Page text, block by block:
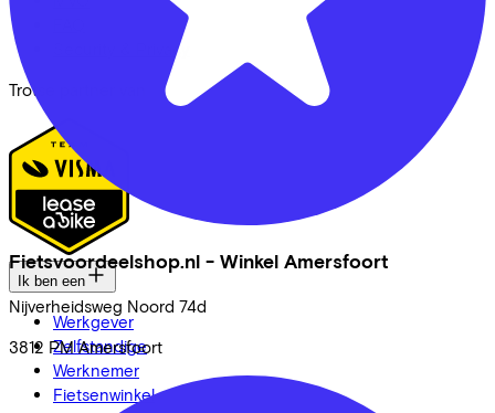
Fietsvoordeelshop.nl - Winkel Amersfoort
Nijverheidsweg Noord 74d
3812 PM Amersfoort
Security & Privacy
Trotse partner van
Ik ben een
Werkgever
Zelfstandige
Werknemer
Fietsenwinkel